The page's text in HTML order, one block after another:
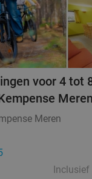
voor 4 tot
Meren
Meren